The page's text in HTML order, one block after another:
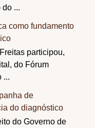
...
como fundamento
participou,
do Fórum
...
de
do diagnóstico
do Governo de